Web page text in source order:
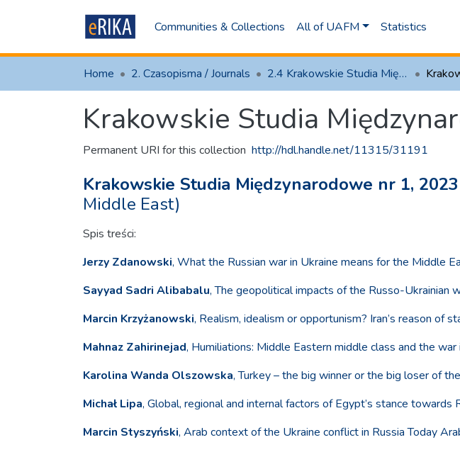
Communities & Collections All of UAFM Statistics
Home 2. Czasopisma / Journals 2.4 Krakowskie Studia Międzynarodowe
Krakowskie Studia
Permanent URI for this collection http://hdl.handle.net/11315/31191
Krakowskie Studia Międzynarodowe nr 1, 2023
Middle East)
Spis treści:
Jerzy Zdanowski, What the Russian war in Ukraine means for the Middle
Sayyad Sadri Alibabalu, The geopolitical impacts of the Russo-Ukrainian
Marcin Krzyżanowski, Realism, idealism or opportunism? Iran’s reason of
Mahnaz Zahirinejad, Humiliations: Middle Eastern middle class and the war
Karolina Wanda Olszowska, Turkey – the big winner or the big loser of
Michał Lipa, Global, regional and internal factors of Egypt’s stance towards
Marcin Styszyński, Arab context of the Ukraine conflict in Russia Today